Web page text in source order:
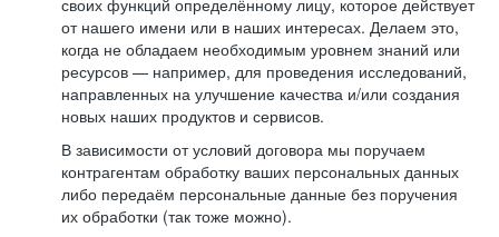
своих функций определённому лицу, которое действует
от нашего имени или в наших интересах. Делаем это,
когда не обладаем необходимым уровнем знаний или
ресурсов — например, для проведения исследований,
направленных на улучшение качества и/или создания
новых наших продуктов и сервисов.
В зависимости от условий договора мы поручаем
контрагентам обработку ваших персональных данных
либо передаём персональные данные без поручения
их обработки (так тоже можно).